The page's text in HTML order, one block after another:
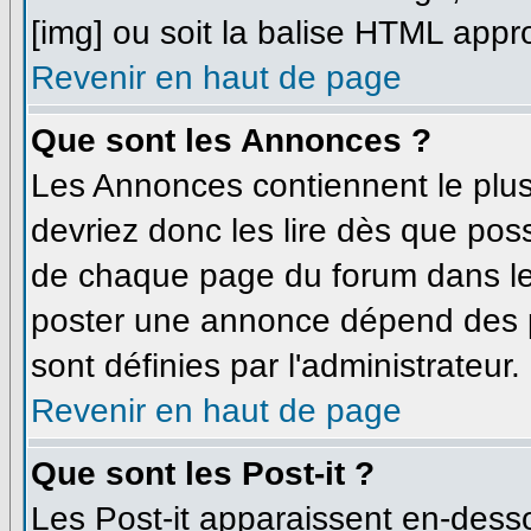
[img] ou soit la balise HTML
Revenir en haut de page
Que sont les Annonces ?
Les Annonces contiennent le
devriez donc les lire dès que
de chaque page du forum dans
poster une annonce dépend
sont définies par l'administrateur.
Revenir en haut de page
Que sont les Post-it ?
Les Post-it apparaissent en-